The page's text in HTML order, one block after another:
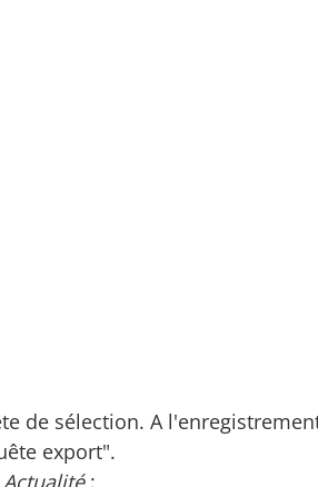
de sélection. A
export".
Actualité: